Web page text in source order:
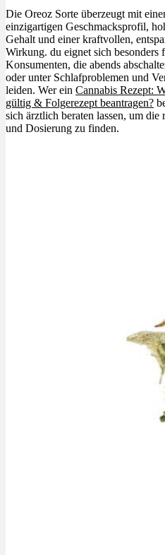
Die Oreoz Sorte überzeugt mit
einzigartigen Geschmacksprofil,
Gehalt und einer kraftvollen,
Wirkung. du eignet sich besonders
Konsumenten, die abends
oder unter Schlafproblemen und
leiden. Wer ein Cannabis Rezept:
gültig & Folgerezept beantragen?
sich ärztlich beraten lassen, um die
und Dosierung zu finden.